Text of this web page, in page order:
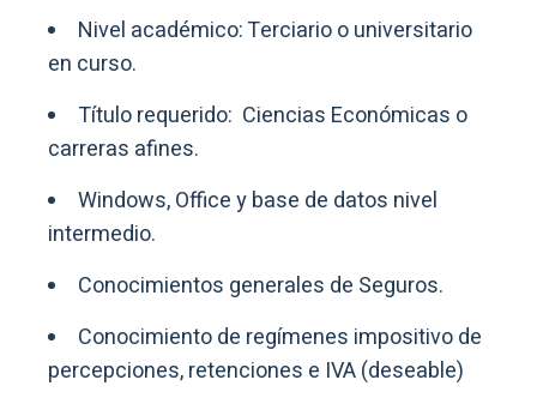
Nivel académico: Terciario o universitario
en curso.
Título requerido: Ciencias Económicas o
carreras afines.
Windows, Office y base de datos nivel
intermedio.
Conocimientos generales de Seguros.
Conocimiento de regímenes impositivo de
percepciones, retenciones e IVA (deseable)